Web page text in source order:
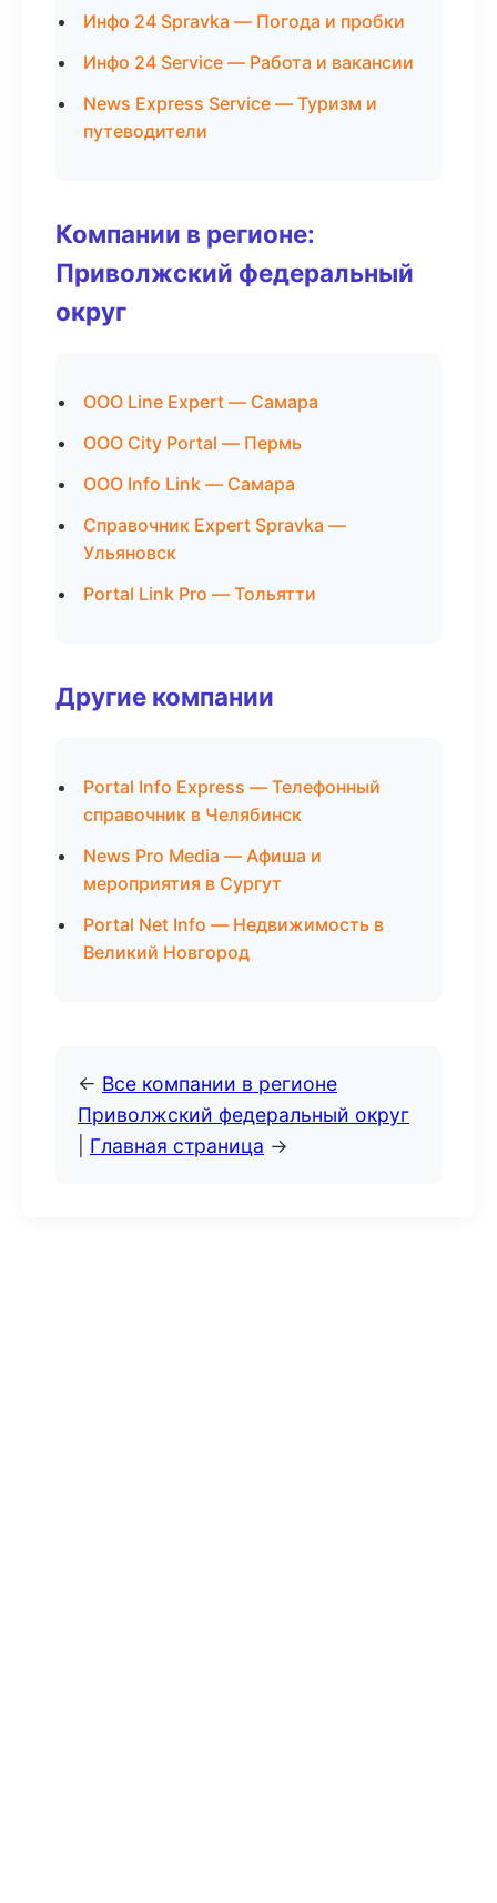
Инфо 24 Spravka — Погода и пробки
Инфо 24 Service — Работа и вакансии
News Express Service — Туризм и
путеводители
Компании в регионе:
Приволжский федеральный
округ
ООО Line Expert — Самара
ООО City Portal — Пермь
ООО Info Link — Самара
Справочник Expert Spravka —
Ульяновск
Portal Link Pro — Тольятти
Другие компании
Portal Info Express — Телефонный
справочник в Челябинск
News Pro Media — Афиша и
мероприятия в Сургут
Portal Net Info — Недвижимость в
Великий Новгород
← Все компании в регионе
Приволжский федеральный округ
Главная страница →